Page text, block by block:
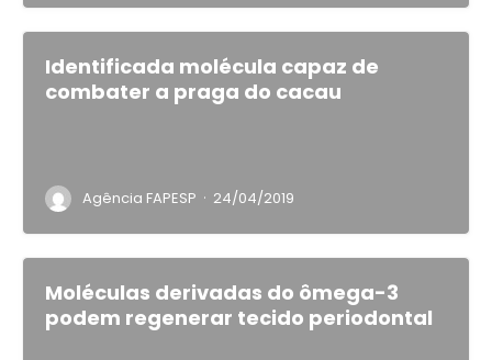
Identificada molécula capaz de
combater a praga do cacau
Agência FAPESP · 24/04/2019
Moléculas derivadas do ômega-3
podem regenerar tecido periodontal